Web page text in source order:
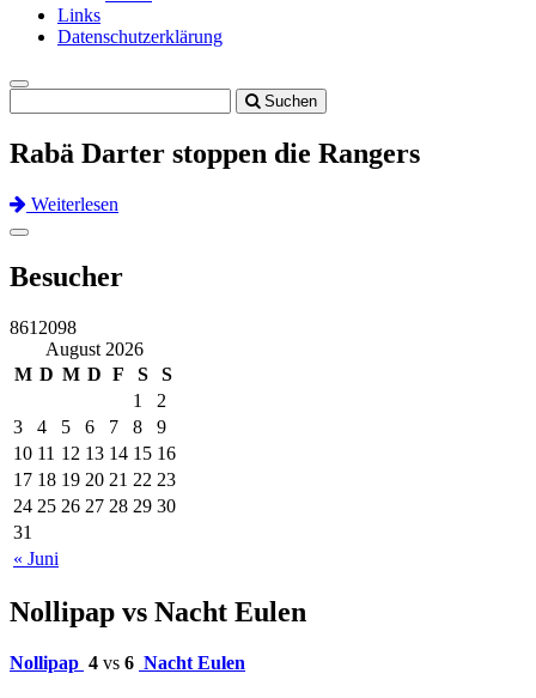
Links
Datenschutzerklärung
Toggle
navigation
Suchen
Rabä Darter stoppen die Rangers
Weiterlesen
Previous
Next
Toggle
Besucher
8612098
August 2026
M D M D F S S
« Juni
1
2
3
4 5 6 7 8
9
10 11 12 13 14 15 16
17 18 19 20 21 22 23
24 25 26 27 28 29 30
31
Nollipap vs Nacht Eulen
Nollipap 4 vs 6 Nacht Eulen